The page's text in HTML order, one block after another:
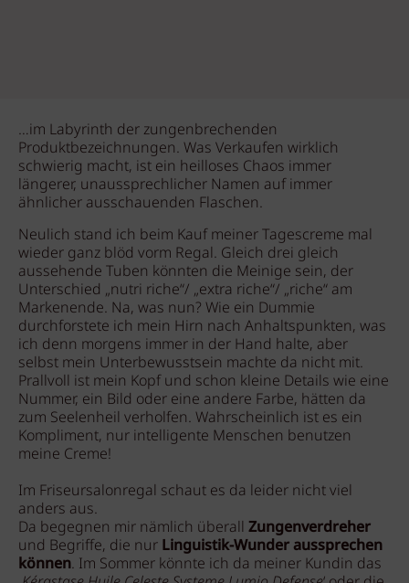
…im Labyrinth der zungenbrechenden
Produktbezeichnungen. Was Verkaufen wirklich
schwierig macht, ist ein heilloses Chaos immer
längerer, unaussprechlicher Namen auf immer
ähnlicher ausschauenden Flaschen.
Neulich stand ich beim Kauf meiner Tagescreme mal
wieder ganz blöd vorm Regal. Gleich drei gleich
aussehende Tuben könnten die Meinige sein, der
Unterschied „nutri riche“/ „extra riche“/ „riche“ am
Markenende. Na, was nun? Wie ein Dummie
durchforstete ich mein Hirn nach Anhaltspunkten, was
ich denn morgens immer in der Hand halte, aber
selbst mein Unterbewusstsein machte da nicht mit.
Prallvoll ist mein Kopf und schon kleine Details wie eine
Nummer, ein Bild oder eine andere Farbe, hätten da
zum Seelenheil verholfen. Wahrscheinlich ist es ein
Kompliment, nur intelligente Menschen benutzen
meine Creme!
Im Friseursalonregal schaut es da leider nicht viel
anders aus.
Da begegnen mir nämlich überall Zungenverdreher
und Begriffe, die nur Linguistik-Wunder aussprechen
können. Im Sommer könnte ich da meiner Kundin das